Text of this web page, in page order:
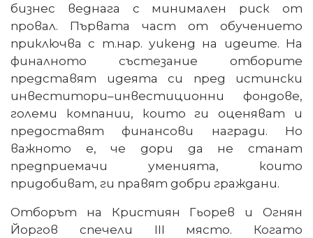
бизнес веднага с минимален риск от
провал. Първата част от обучението
приключва с т.нар. уикенд на идеите. На
финалното състезание отборите
представят идеята си пред истински
инвеститори–инвестиционни фондове,
големи компании, които ги оценяват и
предоставят финансови награди. Но
важното е, че дори да не станат
предприемачи уменията, които
придобиват, ги правят добри граждани.
Отборът на Кристиян Гьорев и Огнян
Йоргов спечели III място. Когато